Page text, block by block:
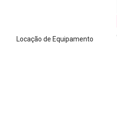
Locação de Equipamento